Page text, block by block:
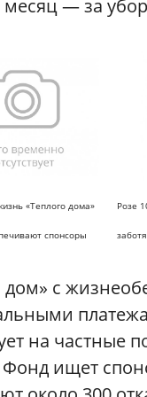
месяц — за
«Теплого дома»
спонсоры
Розе
с
на частные
ищет